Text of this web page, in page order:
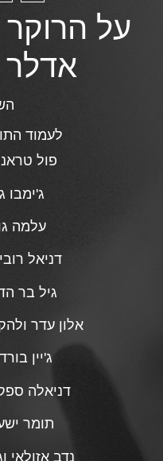
על הרוקר
אדלר 29/7/24
לעמוד
פול
ג'ימבו
עלמה
דניאל
גיל בר
אלון עדר
ג'יין
דניאלה
תומר
נדב אזולאי